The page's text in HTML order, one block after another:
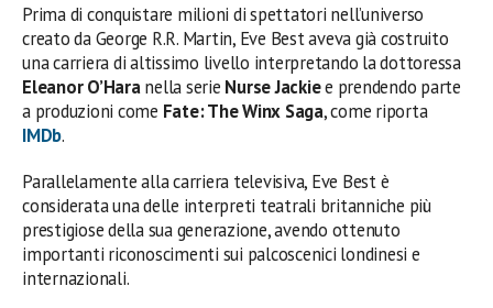
Prima di conquistare milioni di spettatori nell’universo
creato da George R.R. Martin, Eve Best aveva già costruito
una carriera di altissimo livello interpretando la dottoressa
Eleanor O’Haranella serie Nurse Jackiee prendendo parte
a produzioni come Fate: The Winx Saga, come riporta
IMDb.
Parallelamente alla carriera televisiva, Eve Best è
considerata una delle interpreti teatrali britanniche più
prestigiose della sua generazione, avendo ottenuto
importanti riconoscimenti sui palcoscenici londinesi e
internazionali.